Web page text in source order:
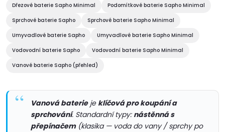
á
d
a
c
í
Dřezové baterie Sapho Minimal
Podomítkové baterie Sapho Minimal
Sprchové baterie Sapho
Sprchové baterie Sapho Minimal
Umyvadlové baterie Sapho
Umyvadlové baterie Sapho Minimal
Vodovodní baterie Sapho
Vodovodní baterie Sapho Minimal
Vanové baterie Sapho (přehled)
Vanová baterieje klíčová pro koupání a
sprchování. Standardní typy: nástěnná s
přepínačem(klasika — voda do vany / sprchy po